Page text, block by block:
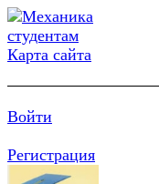
Карта сайта
Войти
Регистрация